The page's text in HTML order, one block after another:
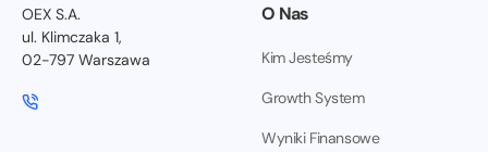
OEX S.A.
ul. Klimczaka 1,
02-797 Warszawa
O Nas
Kim Jesteśmy
Growth System
Wyniki Finansowe